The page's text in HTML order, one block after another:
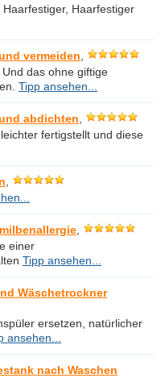
Haarfestiger
vermeiden
das ohne giftige
Tipp ansehen...
abdichten
fertigstellt und diese
einer
Tipp ansehen...
Wäschetrockner
ersetzen, natürlicher
ansehen...
nach Waschen